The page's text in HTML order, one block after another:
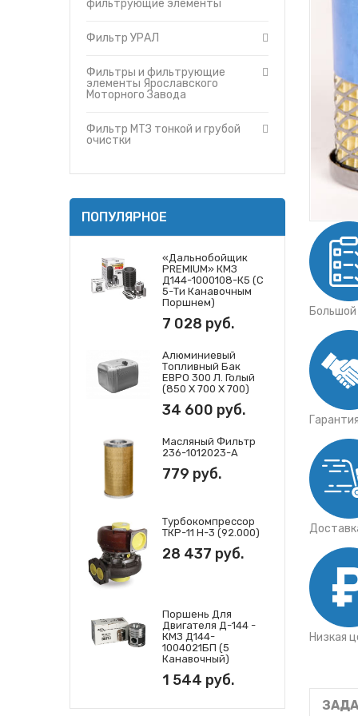
Утеплители капота
Доставка
Контакты
Фильтры и фильтрующие
Фильтры и фильтрующие
Фильтры и фильтрующие
Фильтры и фильтрующие
фильтрующие элементы
Фильтр УРАЛ
Фильтры и фильтрующие
элементы Ярославского
Моторного Завода
Фильтр МТЗ тонкой и грубой
очистки
ПОПУЛЯРНОЕ
«Дальнобойщик
PREMIUM» КМЗ
Д144-1000108-К5 (с
5-Ти Канавочным
Поршнем)
7 028 руб.
Алюминиевый
Топливный Бак
ЕВРО 300 Л. Голый
(850 Х 700 Х 700)
34 600 руб.
Масляный Фильтр
236-1012023-А
779 руб.
Турбокомпрессор
ТКР-11 Н-3 (92.000)
28 437 руб.
Поршень Для
Двигателя Д-144 -
КМЗ Д144-
1004021БП (5
Канавочный)
1 544 руб.
Гарантия
Низкая